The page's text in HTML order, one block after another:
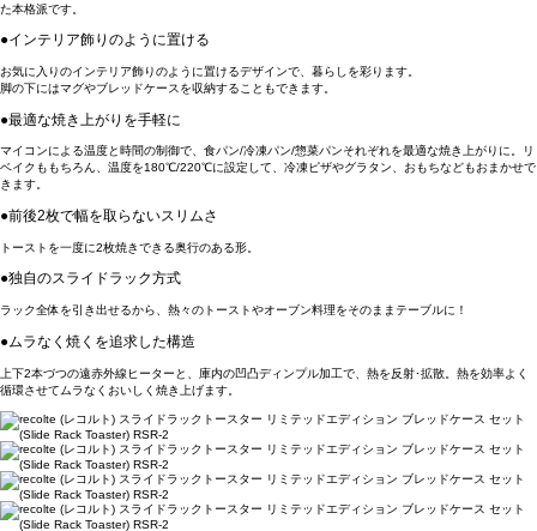
た本格派です。
●インテリア飾りのように置ける
お気に入りのインテリア飾りのように置けるデザインで、暮らしを彩ります。
脚の下にはマグやブレッドケースを収納することもできます。
●最適な焼き上がりを手軽に
マイコンによる温度と時間の制御で、食パン/冷凍パン/惣菜パンそれぞれを最適な焼き上がりに。リ
ベイクももちろん、温度を180℃/220℃に設定して、冷凍ピザやグラタン、おもちなどもおまかせで
きます。
●前後2枚で幅を取らないスリムさ
トーストを一度に2枚焼きできる奥行のある形。
●独自のスライドラック方式
ラック全体を引き出せるから、熱々のトーストやオーブン料理をそのままテーブルに！
●ムラなく焼くを追求した構造
上下2本づつの遠赤外線ヒーターと、庫内の凹凸ディンプル加工で、熱を反射･拡散。熱を効率よく
循環させてムラなくおいしく焼き上げます。